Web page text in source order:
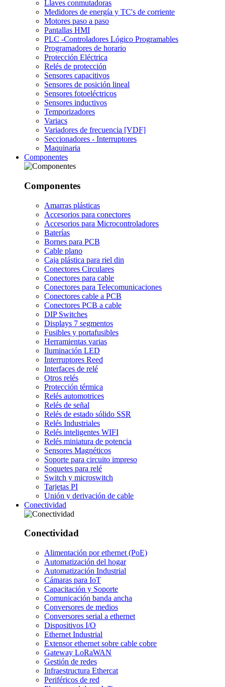
Llaves conmutadoras
Medidores de energía y TC's de corriente
Motores paso a paso
Pantallas HMI
PLC -Controladores Lógico Programables
Programadores de horario
Protección Eléctrica
Relés de protección
Sensores capacitivos
Sensores de posición lineal
Sensores fotoeléctricos
Sensores inductivos
Temporizadores
Variacs
Variadores de frecuencia [VDF]
Seccionadores - Interruptores
Maquinaria
Componentes
Componentes
Amarras plásticas
Accesorios para conectores
Accesorios para Microcontroladores
Baterías
Bornes para PCB
Cable plano
Caja plástica para riel din
Conectores Circulares
Conectores para cable
Conectores para Telecomunicaciones
Conectores cable a PCB
Conectores PCB a cable
DIP Switches
Displays 7 segmentos
Fusibles y portafusibles
Herramientas varias
Iluminación LED
Interruptores Reed
Interfaces de relé
Otros relés
Protección térmica
Relés automotrices
Relés de señal
Relés de estado sólido SSR
Relés Industriales
Relés inteligentes WIFI
Relés miniatura de potencia
Sensores Magnéticos
Soporte para circuito impreso
Soquetes para relé
Switch y microswitch
Tarjetas PI
Unión y derivación de cable
Conectividad
Conectividad
Alimentación por ethernet (PoE)
Automatización del hogar
Automatización Industrial
Cámaras para IoT
Capacitación y Soporte
Comunicación banda ancha
Conversores de medios
Conversores serial a ethernet
Dispositivos I/O
Ethernet Industrial
Extensor ethernet sobre cable cobre
Gateway LoRaWAN
Gestión de redes
Infraestructura Ethercat
Periféricos de red